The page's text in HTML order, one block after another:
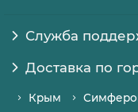
Служба
Доставка по
Крым